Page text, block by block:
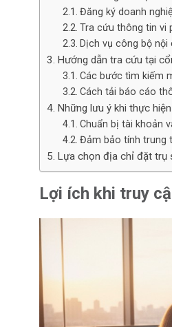
Đăng ký doanh
Tra cứu thông tin vi
Dịch vụ công bộ nội
Hướng dẫn tra cứu tại
Các bước tìm kiếm
Cách tải báo cáo
Những lưu ý khi thực
Chuẩn bị tài khoản
Đảm bảo tính trung
Lựa chọn địa chỉ đặt trụ
Lợi ích khi truy